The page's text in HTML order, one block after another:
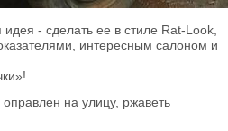
идея - сделать ее в стиле Rat-Look,
интересным салоном и
на улицу, ржаветь